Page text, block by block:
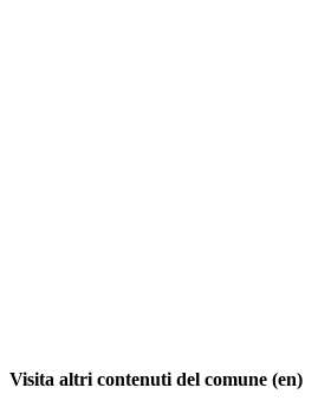
Visita altri contenuti del comune (en)